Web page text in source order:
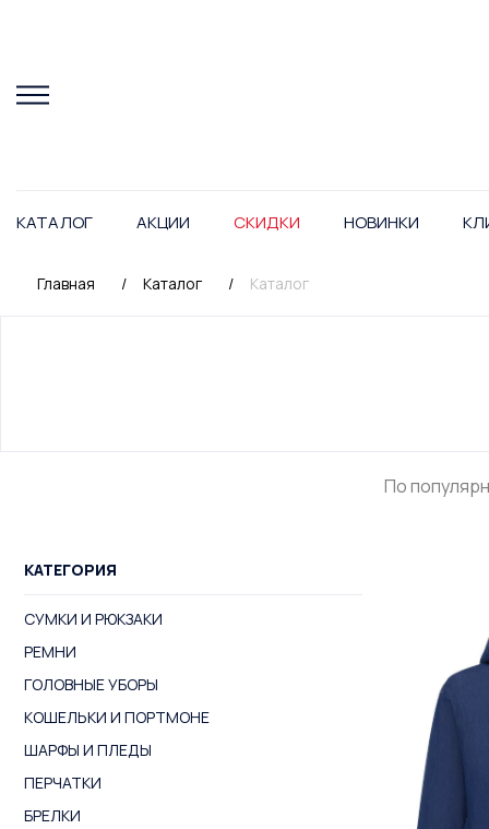
КАТАЛОГ АКЦИИ СКИДКИ НОВИНКИ
Главная / Каталог / Каталог
КАТЕГОРИЯ
СУМКИ И РЮКЗАКИ
РЕМНИ
ГОЛОВНЫЕ УБОРЫ
КОШЕЛЬКИ И ПОРТМОНЕ
ШАРФЫ И ПЛЕДЫ
ПЕРЧАТКИ
БРЕЛКИ
По